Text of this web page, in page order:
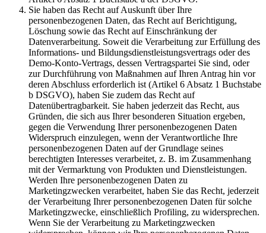
Sie haben das Recht auf Auskunft über Ihre
personenbezogenen Daten, das Recht auf Berichtigung,
Löschung sowie das Recht auf Einschränkung der
Datenverarbeitung. Soweit die Verarbeitung zur Erfüllung des
Informations- und Bildungsdienstleistungsvertrags oder des
Demo-Konto-Vertrags, dessen Vertragspartei Sie sind, oder
zur Durchführung von Maßnahmen auf Ihren Antrag hin vor
deren Abschluss erforderlich ist (Artikel 6 Absatz 1 Buchstabe
b DSGVO), haben Sie zudem das Recht auf
Datenübertragbarkeit. Sie haben jederzeit das Recht, aus
Gründen, die sich aus Ihrer besonderen Situation ergeben,
gegen die Verwendung Ihrer personenbezogenen Daten
Widerspruch einzulegen, wenn der Verantwortliche Ihre
personenbezogenen Daten auf der Grundlage seines
berechtigten Interesses verarbeitet, z. B. im Zusammenhang
mit der Vermarktung von Produkten und Dienstleistungen.
Werden Ihre personenbezogenen Daten zu
Marketingzwecken verarbeitet, haben Sie das Recht, jederzeit
der Verarbeitung Ihrer personenbezogenen Daten für solche
Marketingzwecke, einschließlich Profiling, zu widersprechen.
Wenn Sie der Verarbeitung zu Marketingzwecken